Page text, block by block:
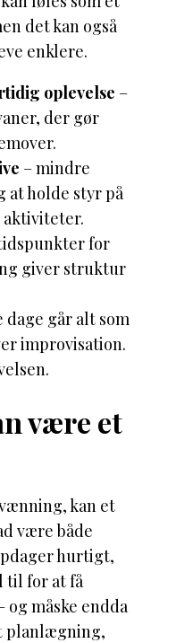
det kan også
enklere.
oplevelse –
der gør
– mindre
holde styr på
for
giver struktur
dage går alt som
improvisation.
være et
kan et
være både
hurtigt,
til for at få
måske endda
planlægning,